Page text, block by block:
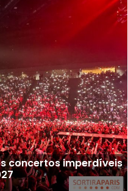
concertos imperdíveis